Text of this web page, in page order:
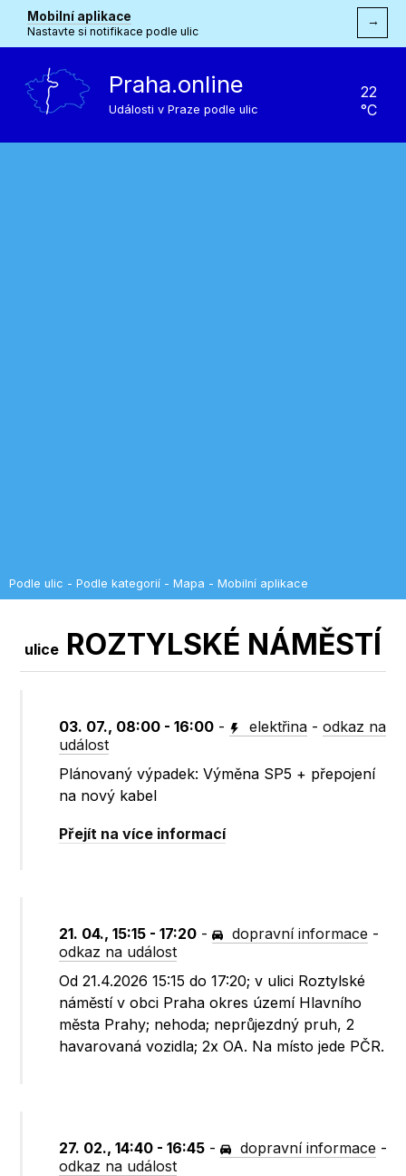
Mobilní aplikace
Nastavte si notifikace podle ulic
→
Praha.online
Události v Praze podle ulic
22
°C
Podle ulic - Podle kategorií - Mapa - Mobilní aplikace
ulice ROZTYLSKÉ NÁMĚSTÍ
03. 07., 08:00 - 16:00 - elektřina -odkaz na
událost
Plánovaný výpadek: Výměna SP5 + přepojení
na nový kabel
Přejít na více informací
21. 04., 15:15 - 17:20 - dopravní informace -
odkaz na událost
Od 21.4.2026 15:15 do 17:20; v ulici Roztylské
náměstí v obci Praha okres území Hlavního
města Prahy; nehoda; neprůjezdný pruh, 2
havarovaná vozidla; 2x OA. Na místo jede PČR.
27. 02., 14:40 - 16:45 - dopravní informace -
odkaz na událost